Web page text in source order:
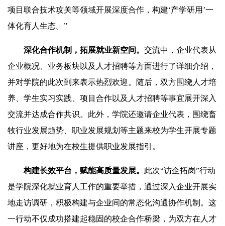
项目联合技术攻关等领域开展深度合作，构建‘产学研用’一
体化育人生态。”
深化合作机制，拓展就业新空间。 交流中，企业代表从
企业概况、业务板块以及人才招聘等方面进行了详细介绍，
并对学院的此次到来表示热烈欢迎。随后，双方围绕人才培
养、学生实习实践、项目合作以及人才招聘等事宜展开深入
交流并达成合作共识。此外，学院还邀请企业代表，围绕畜
牧行业发展趋势、职业发展规划等主题来校为学生开展专题
讲座，更好地为在校生提供职业发展指引。
构建长效平台，赋能高质量发展。 此次“访企拓岗”行动
是学院深化就业育人工作的重要举措，通过深入企业开展实
地走访调研，积极构建与企业间的常态化沟通协作机制。这
一行动不仅成功搭建起稳固的校企合作桥梁，为双方在人才